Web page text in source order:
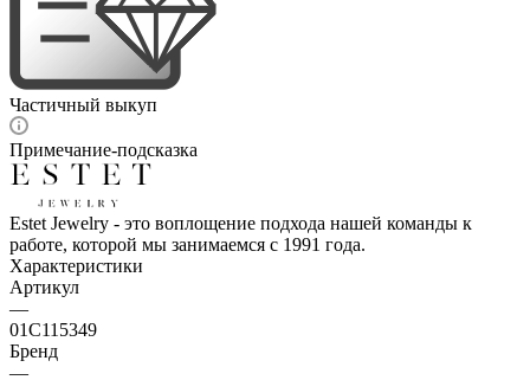
Частичный выкуп
Примечание-подсказка
Estet Jewelry - это воплощение подхода нашей команды к
работе, которой мы занимаемся с 1991 года.
Характеристики
Артикул
—
01С115349
Бренд
—